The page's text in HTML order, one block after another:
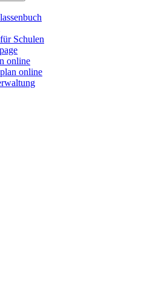
Schulen
online
online